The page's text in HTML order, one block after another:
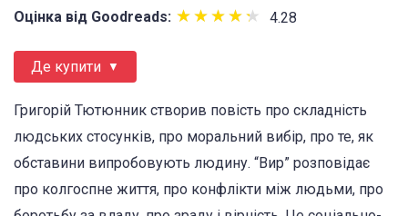
Оцінка від Goodreads: ★
★★
★★
★★
★★
★ 4.28
Де купити
Григорій Тютюнник створив повість про складність
людських стосунків, про моральний вибір, про те, як
обставини випробовують людину. “Вир” розповідає
про колгоспне життя, про конфлікти між людьми, про